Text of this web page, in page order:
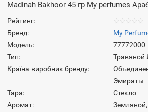
Madinah Bakhoor 45 гр My perfumes
Рейтинг:
Бренд:
My
Модель:
77772000
Тип:
Травяной
Країна-виробник бренду:
Эмираты
Тара:
Стекло
Аромат: